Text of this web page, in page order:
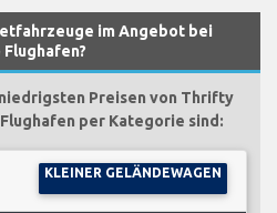
im Angebot bei
Preisen von Thrifty
per Kategorie sind:
KLEINER GELÄNDEWAGEN